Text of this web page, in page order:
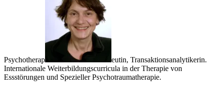
Psychotherap
eutin, Transaktionsanalytikerin.
Internationale Weiterbildungscurricula in der Therapie von
Essstörungen und Spezieller Psychotraumatherapie.